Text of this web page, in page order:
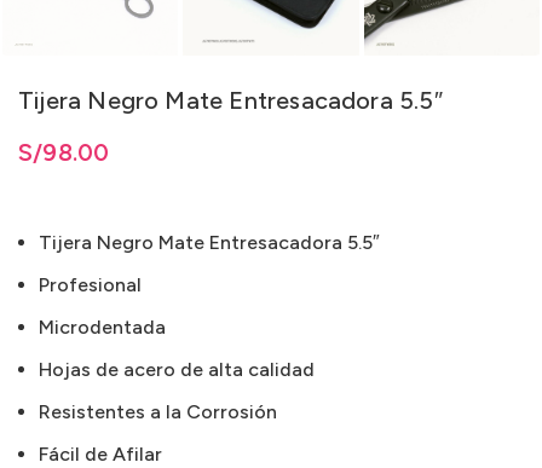
Tijera Negro Mate Entresacadora 5.5″
S/98.00
Tijera Negro Mate Entresacadora 5.5″
Profesional
Microdentada
Hojas de acero de alta calidad
Resistentes a la Corrosión
Fácil de Afilar